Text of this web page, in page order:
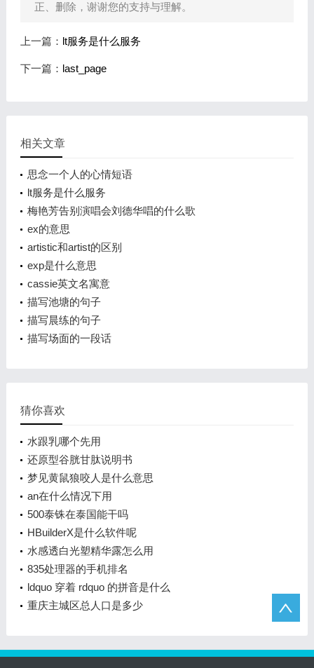
正、删除，谢谢您的支持与理解。
上一篇： lt服务是什么服务
下一篇： last_page
相关文章
思念一个人的心情短语
lt服务是什么服务
梅艳芳告别演唱会刘德华唱的什么歌
ex的意思
artistic和artist的区别
exp是什么意思
cassie英文名寓意
描写池塘的句子
描写晨练的句子
描写场面的一段话
猜你喜欢
水跟乳哪个先用
还原型谷胱甘肽说明书
梦见黄鼠狼咬人是什么意思
an在什么情况下用
500泰铢在泰国能干吗
HBuilderX是什么软件呢
水感透白光塑精华露怎么用
835处理器的手机排名
ldquo 穿着 rdquo 的拼音是什么
重庆主城区总人口是多少